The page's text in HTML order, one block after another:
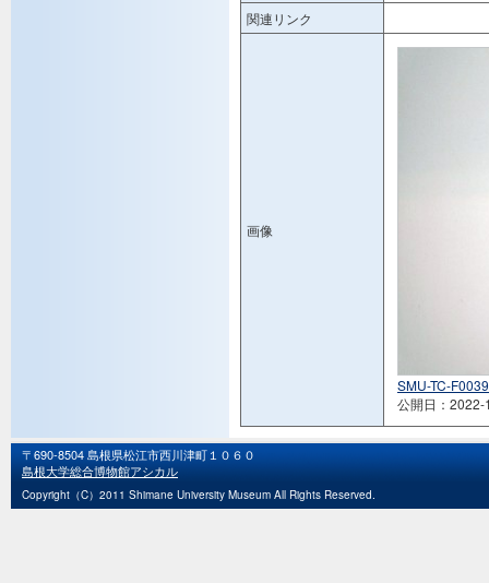
関連リンク
画像
SMU-TC-
公開日：2022-
〒690-8504 島根県松江市西川津町１０６０
島根大学総合博物館アシカル
Copyright（C）2011 Shimane University Museum All Rights Reserved.